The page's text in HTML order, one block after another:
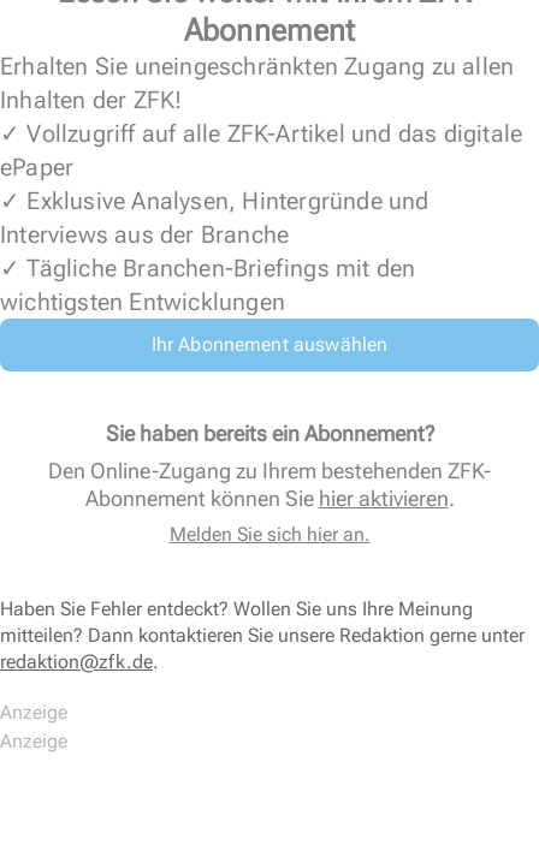
Abonnement
Erhalten Sie uneingeschränkten Zugang zu allen
Inhalten der ZFK!
✓ Vollzugriff auf alle ZFK-Artikel und das digitale
ePaper
✓ Exklusive Analysen, Hintergründe und
Interviews aus der Branche
✓ Tägliche Branchen-Briefings mit den
wichtigsten Entwicklungen
Ihr Abonnement auswählen
Sie haben bereits ein Abonnement?
Den Online-Zugang zu Ihrem bestehenden ZFK-
Abonnement können Sie hier aktivieren.
Melden Sie sich hier an.
Haben Sie Fehler entdeckt? Wollen Sie uns Ihre Meinung
mitteilen? Dann kontaktieren Sie unsere Redaktion gerne unter
redaktion@zfk.de.